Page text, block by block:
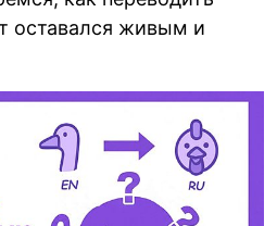
оставался живым и